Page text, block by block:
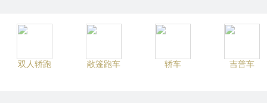
双人轿跑 敞篷跑车 轿车 吉普车